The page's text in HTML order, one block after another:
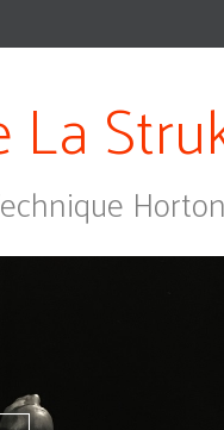
La
Horton